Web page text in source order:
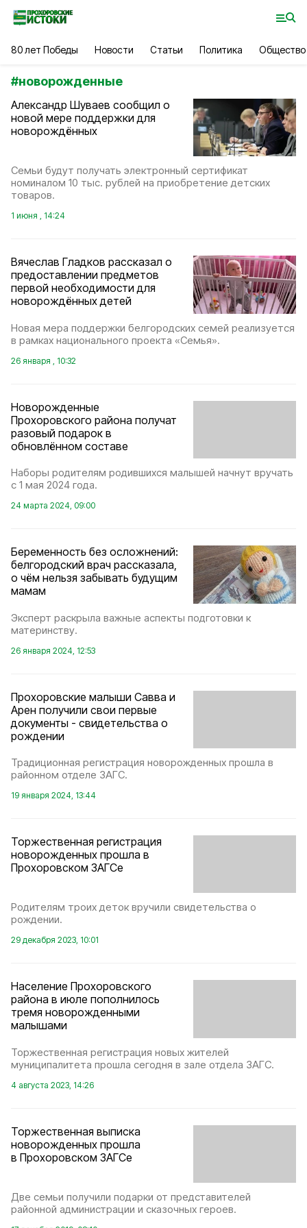
80 лет Победы Новости Статьи Политика Общество
#новорожденные
Александр Шуваев сообщил о
новой мере поддержки для
новорождённых
Семьи будут получать электронный сертификат
номиналом 10 тыс. рублей на приобретение детских
товаров.
1 июня , 14:24
Вячеслав Гладков рассказал о
предоставлении предметов
первой необходимости для
новорождённых детей
Новая мера поддержки белгородских семей реализуется
в рамках национального проекта «Семья».
26 января , 10:32
Новорожденные
Прохоровского района получат
разовый подарок в
обновлённом составе
Наборы родителям родившихся малышей начнут вручать
с 1 мая 2024 года.
24 марта 2024, 09:00
Беременность без осложнений:
белгородский врач рассказала,
о чём нельзя забывать будущим
мамам
Эксперт раскрыла важные аспекты подготовки к
материнству.
26 января 2024, 12:53
Прохоровские малыши Савва и
Арен получили свои первые
документы - свидетельства о
рождении
Традиционная регистрация новорожденных прошла в
районном отделе ЗАГС.
19 января 2024, 13:44
Торжественная регистрация
новорожденных прошла в
Прохоровском ЗАГСе
Родителям троих деток вручили свидетельства о
рождении.
29 декабря 2023, 10:01
Население Прохоровского
района в июле пополнилось
тремя новорожденными
малышами
Торжественная регистрация новых жителей
муниципалитета прошла сегодня в зале отдела ЗАГС.
4 августа 2023, 14:26
Торжественная выписка
новорожденных прошла
в Прохоровском ЗАГСе
Две семьи получили подарки от представителей
районной администрации и сказочных героев.